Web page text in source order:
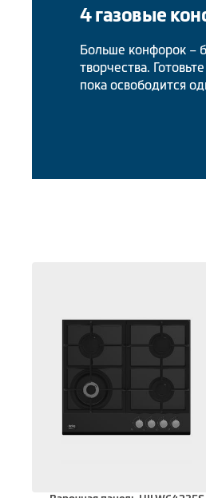
4 газовые
Больше конфорок –
творчества.
пока освободится